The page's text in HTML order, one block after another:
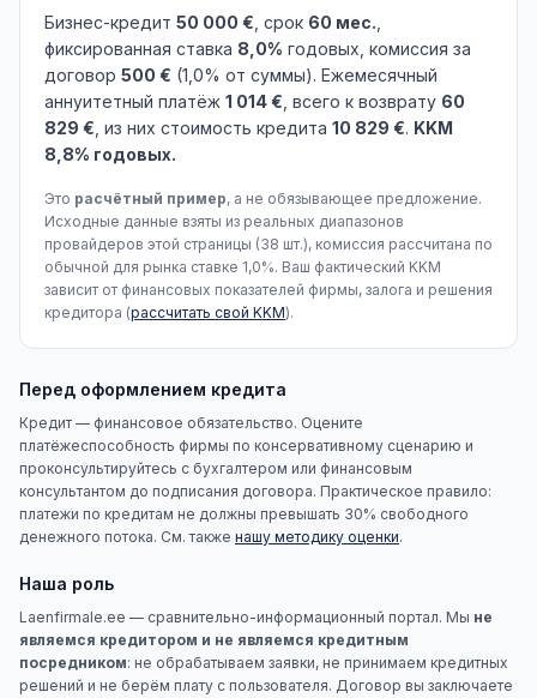
Бизнес-кредит 50 000 € , срок 60 мес.
фиксированная ставка 8,0% годовых, комиссия за
договор 500 € (1,0% от суммы). Ежемесячный
аннуитетный платёж 1 014 € , всего к возврату 60
829 € , из них стоимость кредита 10 829 €. KKM
8,8% годовых.
Это расчётный пример, а не обязывающее предложение.
Исходные данные взяты из реальных диапазонов
провайдеров этой страницы (38 шт.), комиссия рассчитана по
обычной для рынка ставке 1,0%. Ваш фактический KKM
зависит от финансовых показателей фирмы, залога и решения
кредитора (рассчитать свой KKM).
Перед оформлением кредита
Кредит — финансовое обязательство. Оцените
платёжеспособность фирмы по консервативному сценарию и
проконсультируйтесь с бухгалтером или финансовым
консультантом до подписания договора. Практическое правило:
платежи по кредитам не должны превышать 30% свободного
денежного потока. См. также нашу методику оценки.
Наша роль
Laenfirmale.ee — сравнительно-информационный портал. Мы не
являемся кредитором и не являемся кредитным
посредником: не обрабатываем заявки, не принимаем кредитных
решений и не берём плату с пользователя. Договор вы заключаете